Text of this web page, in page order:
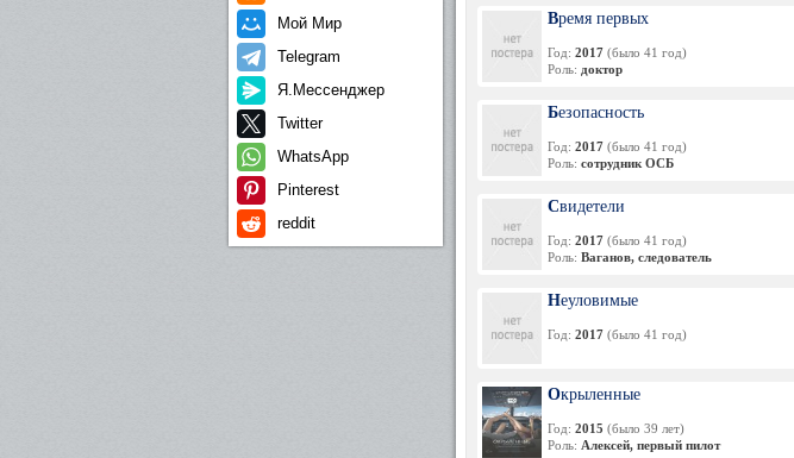
Мой Мир
Telegram
Я.Мессенджер
Twitter
WhatsApp
Pinterest
reddit
Время первых
Год: 2017 (было 41 год)
Роль: доктор
Безопасность
Год: 2017 (было 41 год)
Роль: сотрудник ОСБ
Свидетели
Год: 2017 (было 41 год)
Роль: Ваганов, следователь
Неуловимые
Год: 2017 (было 41 год)
Окрыленные
Год: 2015 (было 39 лет)
Роль: Алексей, первый пилот